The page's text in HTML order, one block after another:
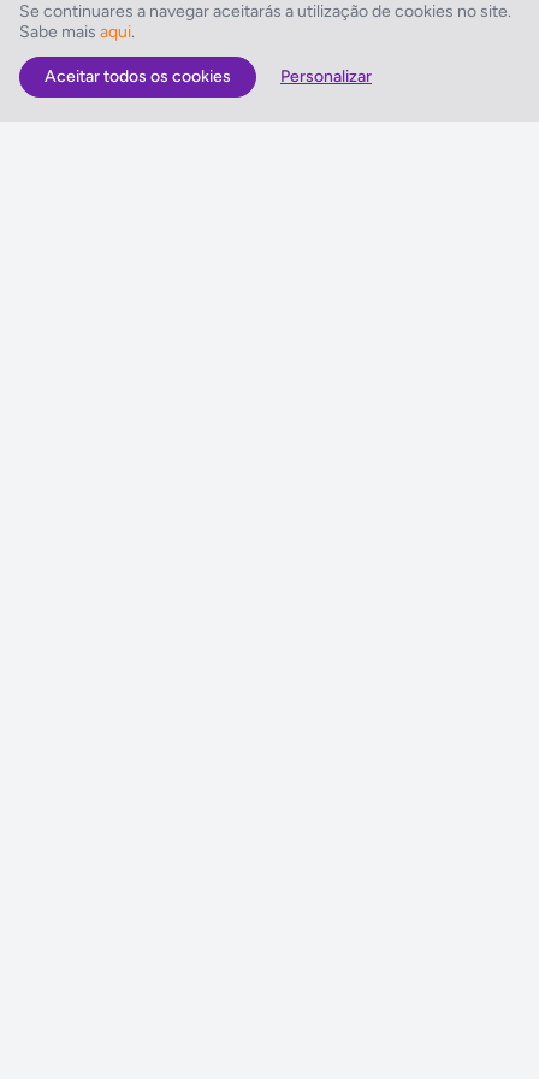
Bar, Bar / Snack-bar junto à piscina, Piscina exterior: 1, Espreguiçadeiras,
Chapéus-de-sol, Massagens
Se continuares a navegar aceitarás a utilização de cookies no site.
Sabe mais aqui.
Aceitar todos os cookies Personalizar